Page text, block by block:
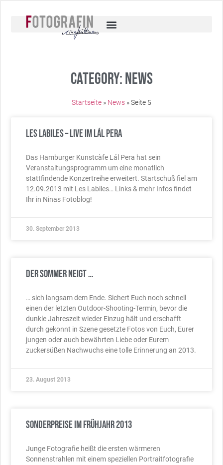
Category: News
Startseite » News »Seite 5
Les Labiles – Live im Lál Pera
Das Hamburger Kunstcàfe Lál Pera hat sein
Veranstaltungsprogramm um eine monatlich
stattfindende Konzertreihe erweitert. Startschuß fiel am
12.09.2013 mit Les Labiles… Links & mehr Infos findet
Ihr in Ninas Fotoblog!
30. September 2013
Der Sommer neigt …
… sich langsam dem Ende. Sichert Euch noch schnell
einen der letzten Outdoor-Shooting-Termin, bevor die
dunkle Jahreszeit wieder Einzug hält und erschafft
durch gekonnt in Szene gesetzte Fotos von Euch, Eurer
jungen oder auch bewährten Liebe oder Eurem
zuckersüßen Nachwuchs eine tolle Erinnerung an 2013.
23. August 2013
Sonderpreise im Frühjahr 2013
Junge Fotografie heißt die ersten wärmeren
Sonnenstrahlen mit einem speziellen Portraitfotografie